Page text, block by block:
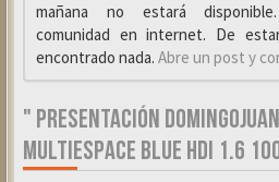
mañana no estará
comunidad en internet. De
encontrado nada. Abre un post y
" PRESENTACIÓN
MULTIESPACE BLUE HDI 1.6